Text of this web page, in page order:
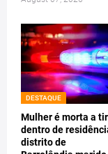
DESTAQUE
Mulher é morta a
dentro de
distrito de